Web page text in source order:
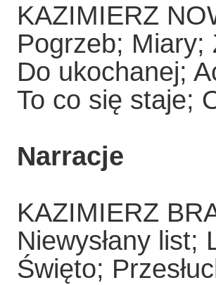
KAZIMIERZ
Pogrzeb; Miary;
Do ukochanej;
To co się staje;
Narracje
KAZIMIERZ
Niewysłany list;
Święto;